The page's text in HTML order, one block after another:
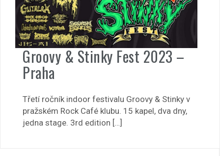
Groovy & Stinky Fest 2023 –
Praha
Třetí ročník indoor festivalu Groovy & Stinky v
pražském Rock Café klubu. 15 kapel, dva dny,
jedna stage. 3rd edition […]